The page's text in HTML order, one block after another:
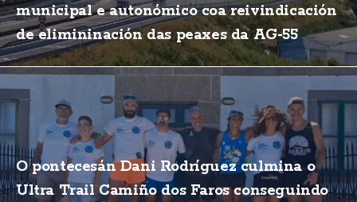
municipal e autonómico coa reivindicación
de elimininación das peaxes da AG-55
O pontecesán Dani Rodríguez culmina o
Ultra Trail Camiño dos Faros conseguindo